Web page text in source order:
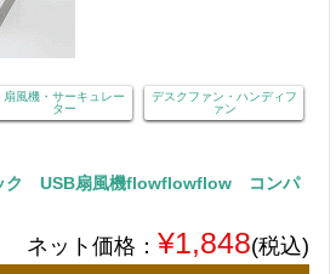
扇風機・サーキュレー
ター
デスクファン・ハンディフ
ァン
ク USB扇風機flowflowflow コンパ
ネット価格： ¥1,848(税込)